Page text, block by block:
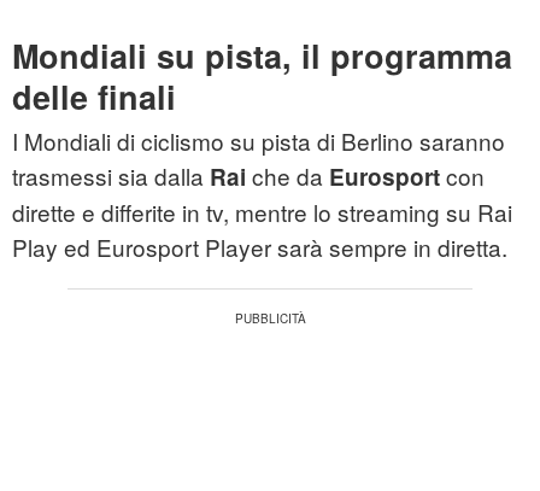
Mondiali su pista, il programma
delle finali
I Mondiali di ciclismo su pista di Berlino saranno
trasmessi sia dalla Rai che da Eurosportcon
dirette e differite in tv, mentre lo streaming su Rai
Play ed Eurosport Player sarà sempre in diretta.